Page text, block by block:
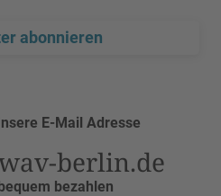
abonnieren
bezahlen
E-Mail Adresse
berlin.de